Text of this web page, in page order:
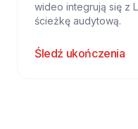
wideo integrują się z
ścieżkę audytową.
Śledź ukończenia